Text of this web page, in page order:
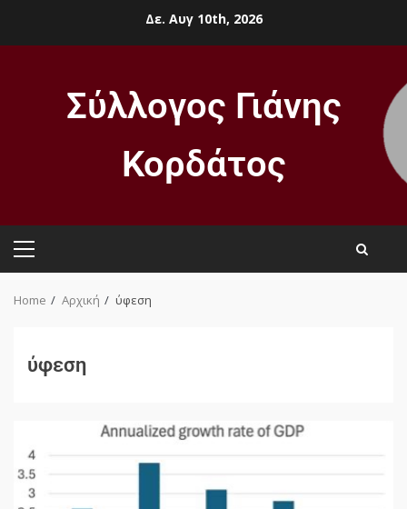
Δε. Αυγ 10th, 2026
Σύλλογος Γιάνης
Κορδάτος
Home Αρχική ύφεση
ύφεση